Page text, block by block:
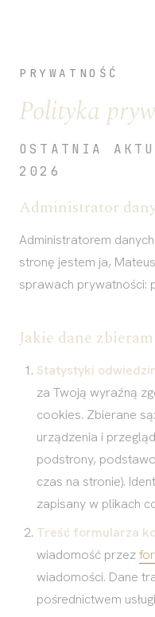
PRYWATNOŚĆ
Polityka
OSTATNIA
2026
Administrator
Administratorem
stronę jestem ja,
sprawach prywatności:
Jakie dane zbieram
Statystyki
za Twoją wyraźną
cookies. Zbierane
urządzenia i
podstrony,
czas na stronie).
zapisany w plikach
Treść formularza
wiadomość przez
wiadomości. Dane
pośrednictwem usługi